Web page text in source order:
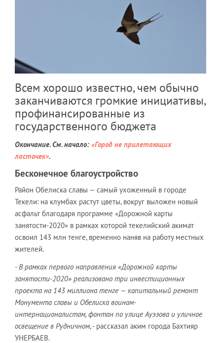
Всем хорошо известно, чем обычно
заканчиваются громкие инициативы,
профинансированные из
государственного бюджета
Окончание. См. начало: «Город не прилетающих
ласточек».
Бесконечное благоустройство
Район Обелиска славы — самый ухоженный в городе
Текели: на клумбах растут цветы, вокруг выложен новый
асфальт благодаря программе «Дорожной карты
занятости-2020» в рамках которой текелийский акимат
освоил 143 млн тенге, временно наняв на работу местных
жителей.
- В рамках первого направления «Дорожной карты
занятости-2020» реализовано три инвестиционных
проекта на 143 миллиона тенге — капитальный ремонт
Монумента славы и Обелиска воинам-
интернационалистам, фонтан по улице Ауэзова и уличное
освещение в Рудничном, - рассказал аким города Бахтияр
УНЕРБАЕВ.